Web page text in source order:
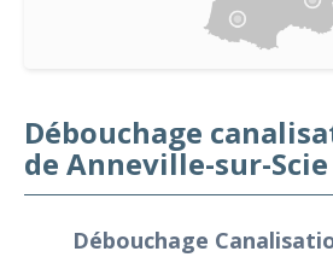
Débouchage
de Anneville-sur-Scie
Débouchage